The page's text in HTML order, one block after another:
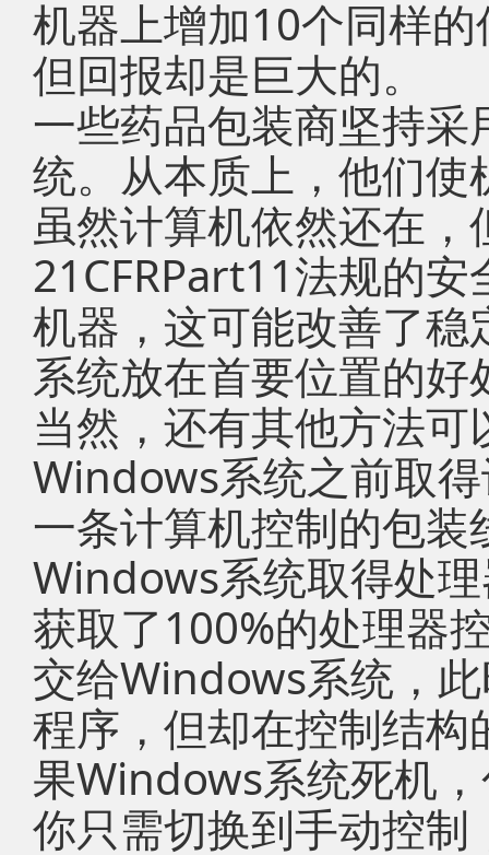
机器上增加10个同样
但回报却是巨大的。
一些药品包装商坚持采
统。从本质上，他们使
虽然计算机依然还在
21CFRPart11法规的
机器，这可能改善了
系统放在首要位置的好
当然，还有其他方法
Windows系统之前取
一条计算机控制的包
Windows系统取得处
获取了100%的处理器
交给Windows系统，
程序，但却在控制结
果Windows系统死机
你只需切换到手动控